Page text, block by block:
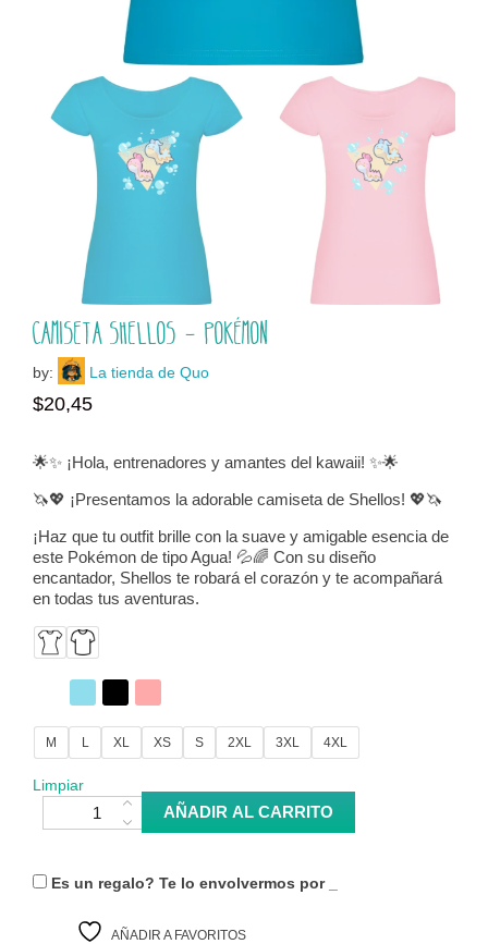
Camiseta Shellos – Pokémon
by: La tienda de Quo
$20,45
🌟✨ ¡Hola, entrenadores y amantes del kawaii! ✨🌟
🦄💖 ¡Presentamos la adorable camiseta de Shellos! 💖🦄
¡Haz que tu outfit brille con la suave y amigable esencia de
este Pokémon de tipo Agua! 💦🌈 Con su diseño
encantador, Shellos te robará el corazón y te acompañará
en todas tus aventuras.
M L XL XS S 2XL 3XL 4XL
Limpiar
Camiseta Shellos - Pokémon cantidad
AÑADIR AL CARRITO
Es un regalo? Te lo envolvermos por
AÑADIR A FAVORITOS